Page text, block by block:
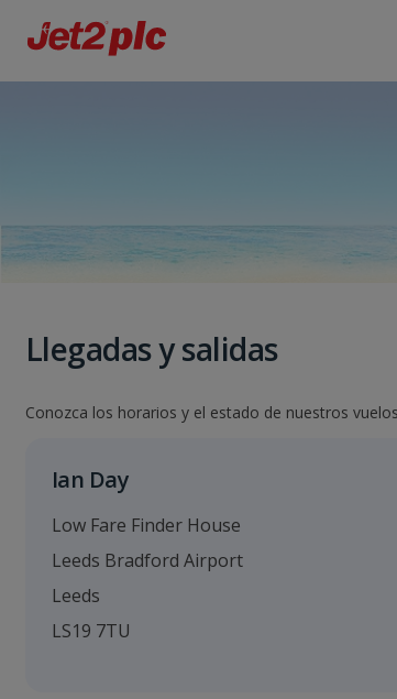
Llegadas y salidas
Conozca los horarios y el estado de nuestros
Ian Day
Low Fare Finder House
Leeds Bradford Airport
Leeds
LS19 7TU